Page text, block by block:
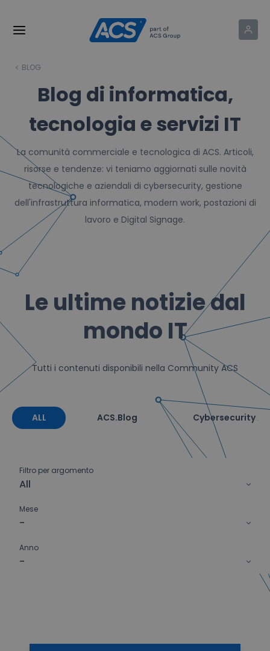
BLOG
Blog di informatica,
tecnologia e servizi IT
La comunità commerciale e tecnologica di ACS. Articoli,
risorse e tendenze: vi teniamo aggiornati sulle novità
tecnologiche e aziendali di cybersecurity, gestione
dell'infrastruttura informatica, modern work, postazioni di
lavoro e Digital Signage.
Le ultime notizie dal
mondo IT
Tutti i contenuti disponibili nella Community ACS
ALL ACS.Blog Cybersecurity
Filtro per argomento
All
Mese
-
Anno
-